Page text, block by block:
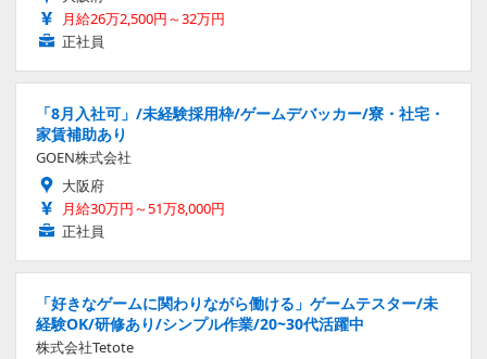
月給26万2,500円～32万円
正社員
「8月入社可」/未経験採用枠/ゲームデバッカー/寮・社宅・
家賃補助あり
GOEN株式会社
大阪府
月給30万円～51万8,000円
正社員
「好きなゲームに関わりながら働ける」ゲームテスター/未
経験OK/研修あり/シンプル作業/20~30代活躍中
株式会社Tetote